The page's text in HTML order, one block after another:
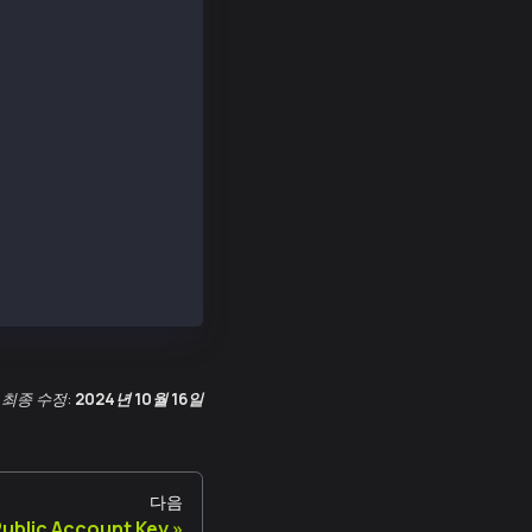
최종 수정: 2024년 10월 16일
다음